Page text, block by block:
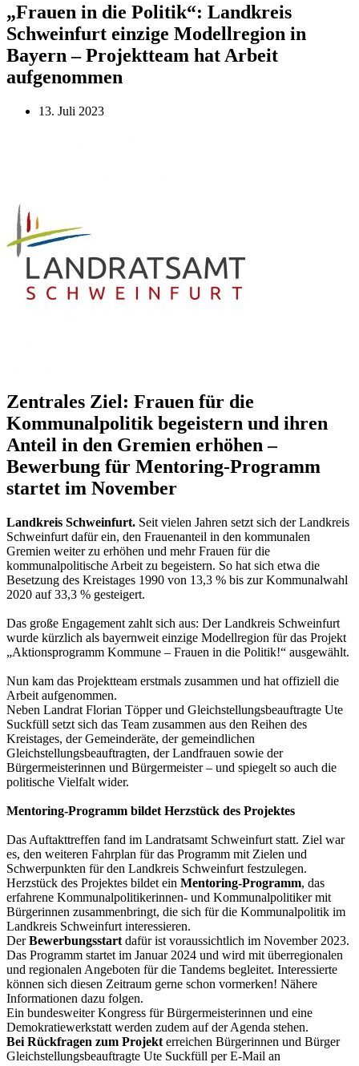
„Frauen in die Politik“: Landkreis
Schweinfurt einzige Modellregion in
Bayern – Projektteam hat Arbeit
aufgenommen
13. Juli 2023
Zentrales Ziel: Frauen für die
Kommunalpolitik begeistern und ihren
Anteil in den Gremien erhöhen –
Bewerbung für Mentoring-Programm
startet im November
Landkreis Schweinfurt. Seit vielen Jahren setzt sich der Landkreis
Schweinfurt dafür ein, den Frauenanteil in den kommunalen
Gremien weiter zu erhöhen und mehr Frauen für die
kommunalpolitische Arbeit zu begeistern. So hat sich etwa die
Besetzung des Kreistages 1990 von 13,3 % bis zur Kommunalwahl
2020 auf 33,3 % gesteigert.
Das große Engagement zahlt sich aus: Der Landkreis Schweinfurt
wurde kürzlich als bayernweit einzige Modellregion für das Projekt
„Aktionsprogramm Kommune – Frauen in die Politik!“ ausgewählt.
Nun kam das Projektteam erstmals zusammen und hat offiziell die
Arbeit aufgenommen.
Neben Landrat Florian Töpper und Gleichstellungsbeauftragte Ute
Suckfüll setzt sich das Team zusammen aus den Reihen des
Kreistages, der Gemeinderäte, der gemeindlichen
Gleichstellungsbeauftragten, der Landfrauen sowie der
Bürgermeisterinnen und Bürgermeister – und spiegelt so auch die
politische Vielfalt wider.
Mentoring-Programm bildet Herzstück des Projektes
Das Auftakttreffen fand im Landratsamt Schweinfurt statt. Ziel war
es, den weiteren Fahrplan für das Programm mit Zielen und
Schwerpunkten für den Landkreis Schweinfurt festzulegen.
Herzstück des Projektes bildet ein Mentoring-Programm, das
erfahrene Kommunalpolitikerinnen- und Kommunalpolitiker mit
Bürgerinnen zusammenbringt, die sich für die Kommunalpolitik im
Landkreis Schweinfurt interessieren.
DerBewerbungsstart dafür ist voraussichtlich im November 2023.
Das Programm startet im Januar 2024 und wird mit überregionalen
und regionalen Angeboten für die Tandems begleitet. Interessierte
können sich diesen Zeitraum gerne schon vormerken! Nähere
Informationen dazu folgen.
Ein bundesweiter Kongress für Bürgermeisterinnen und eine
Demokratiewerkstatt werden zudem auf der Agenda stehen.
Bei Rückfragen zum Projekt erreichen Bürgerinnen und Bürger
Gleichstellungsbeauftragte Ute Suckfüll per E-Mail an